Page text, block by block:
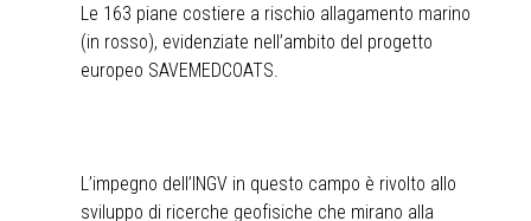
Le 163 piane costiere a rischio allagamento marino
(in rosso), evidenziate nell’ambito del progetto
europeo SAVEMEDCOATS
L’impegno dell’INGV in questo campo è rivolto allo
sviluppo di ricerche geofisiche che mirano alla